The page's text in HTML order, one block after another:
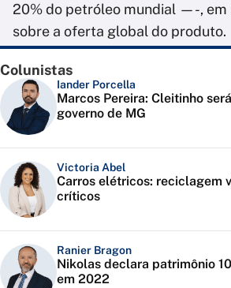
20% do petróleo mundial —-, em
sobre a oferta global do produto.
Colunistas
Iander Porcella
Marcos Pereira: Cleitinho
governo de MG
Victoria Abel
Carros elétricos: reciclagem
críticos
Ranier Bragon
Nikolas declara patrimônio
em 2022